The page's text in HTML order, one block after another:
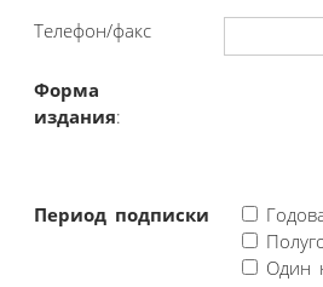
Телефон/факс
Форма
издания:
Период подписки
Один